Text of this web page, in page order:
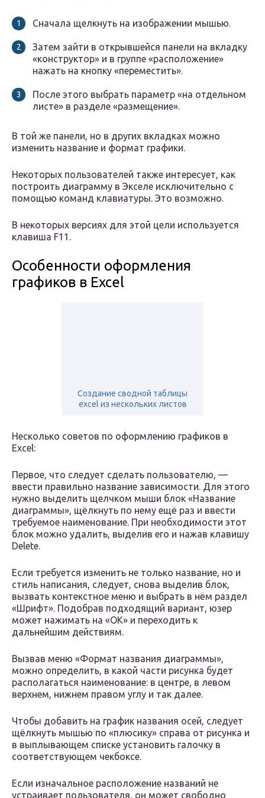
Сначала щелкнуть на изображении мышью.
Затем зайти в открывшейся панели на вкладку
«конструктор» и в группе «расположение»
нажать на кнопку «переместить».
После этого выбрать параметр «на отдельном
листе» в разделе «размещение».
В той же панели, но в других вкладках можно
изменить название и формат графики.
Некоторых пользователей также интересует, как
построить диаграмму в Экселе исключительно с
помощью команд клавиатуры. Это возможно.
В некоторых версиях для этой цели используется
клавиша F11.
Особенности оформления
графиков в Excel
Создание сводной таблицы
excel из нескольких листов
Несколько советов по оформлению графиков в
Excel:
Первое, что следует сделать пользователю, —
ввести правильно название зависимости. Для этого
нужно выделить щелчком мыши блок «Название
диаграммы», щёлкнуть по нему ещё раз и ввести
требуемое наименование. При необходимости этот
блок можно удалить, выделив его и нажав клавишу
Delete.
Если требуется изменить не только название, но и
стиль написания, следует, снова выделив блок,
вызвать контекстное меню и выбрать в нём раздел
«Шрифт». Подобрав подходящий вариант, юзер
может нажимать на «ОК» и переходить к
дальнейшим действиям.
Вызвав меню «Формат названия диаграммы»,
можно определить, в какой части рисунка будет
располагаться наименование: в центре, в левом
верхнем, нижнем правом углу и так далее.
Чтобы добавить на график названия осей, следует
щёлкнуть мышью по «плюсику» справа от рисунка и
в выплывающем списке установить галочку в
соответствующем чекбоксе.
Если изначальное расположение названий не
устраивает пользователя, он может свободно